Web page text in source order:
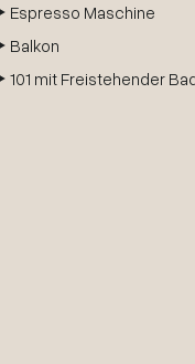
Espresso Maschine
Balkon
101 mit Freistehender